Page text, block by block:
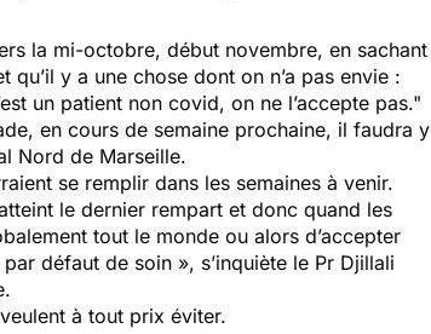
la mi-octobre, début novembre, en sachant
y a une chose dont on n’a pas envie :
un patient non covid, on ne l’accepte pas."
en cours de semaine prochaine, il faudra y
Nord de Marseille.
se remplir dans les semaines à venir.
le dernier rempart et donc quand les
tout le monde ou alors d’accepter
défaut de soin », s’inquiète le Pr Djillali
à tout prix éviter.